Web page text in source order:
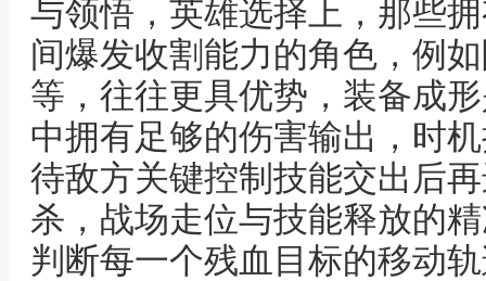
与领悟，英雄选择上，那些
间爆发收割能力的角色，例
等，往往更具优势，装备成
中拥有足够的伤害输出，时
待敌方关键控制技能交出后
杀，战场走位与技能释放的
判断每一个残血目标的移动